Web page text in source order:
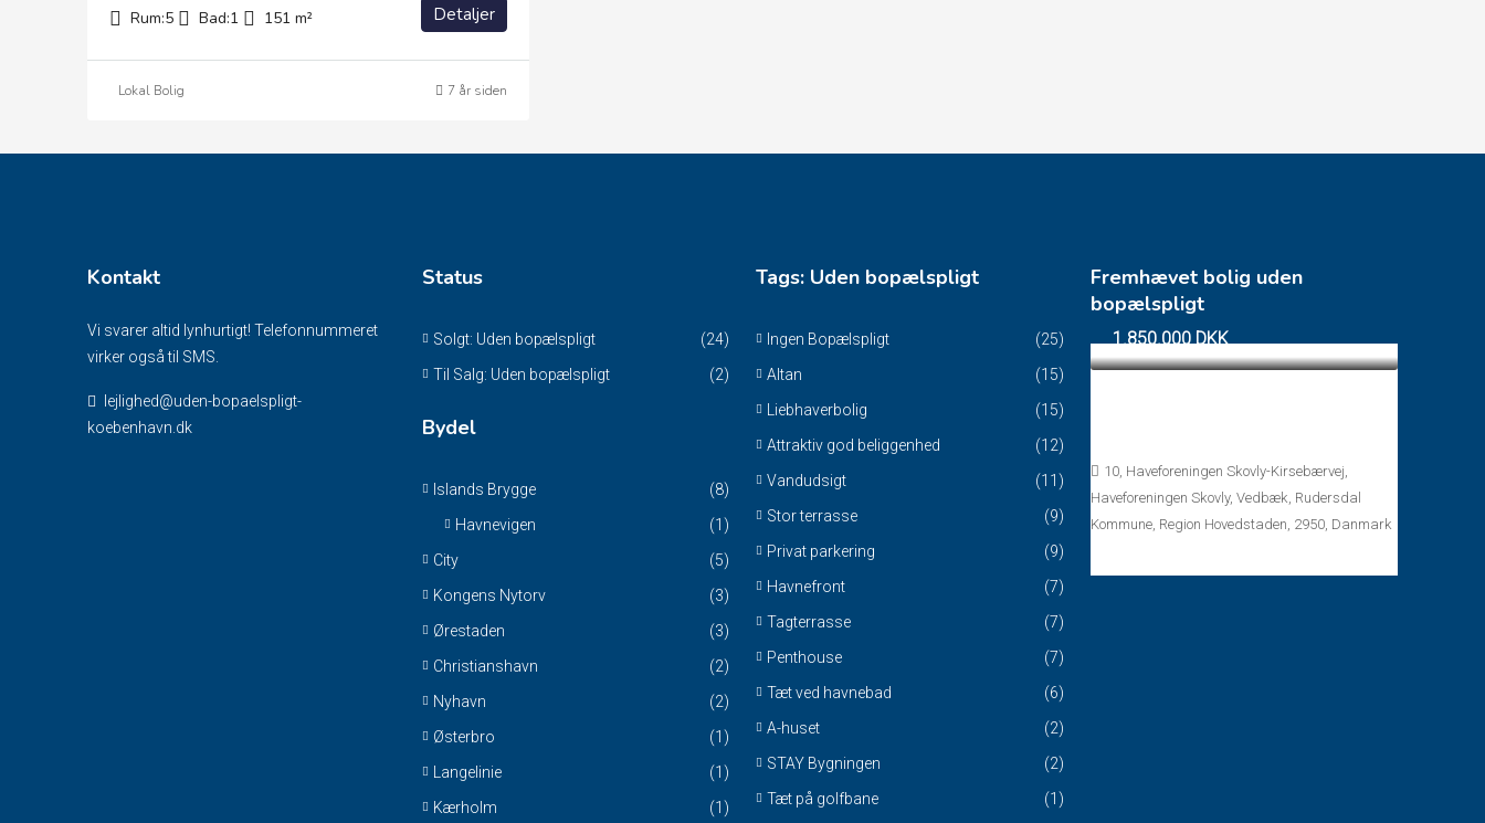
Rum:5 Bad:1 151 m² Detaljer
Lokal Bolig 7 år siden
Kontakt
Vi svarer altid lynhurtigt! Telefonnummeret
virker også til SMS.
lejlighed@uden-bopaelspligt-
koebenhavn.dk
Status
Solgt: Uden bopælspligt
(24)
Til Salg: Uden bopælspligt
(2)
Bydel
Islands Brygge
(8)
Havnevigen
(1)
City
(5)
Kongens Nytorv
(3)
Ørestaden
(3)
Christianshavn
(2)
Nyhavn
(2)
Østerbro
(1)
Langelinie
(1)
Kærholm
(1)
Tags: Uden bopælspligt
Ingen Bopælspligt
(25)
Altan
(15)
Liebhaverbolig
(15)
Attraktiv god beliggenhed
(12)
Vandudsigt
(11)
Stor terrasse
(9)
Privat parkering
(9)
Havnefront
(7)
Tagterrasse
(7)
Penthouse
(7)
Tæt ved havnebad
(6)
A-huset
(2)
STAY Bygningen
(2)
Tæt på golfbane
(1)
Fremhævet bolig uden
bopælspligt
1.850.000 DKK
10, Haveforeningen Skovly-Kirsebærvej,
Haveforeningen Skovly, Vedbæk, Rudersdal
Kommune, Region Hovedstaden, 2950, Danmark